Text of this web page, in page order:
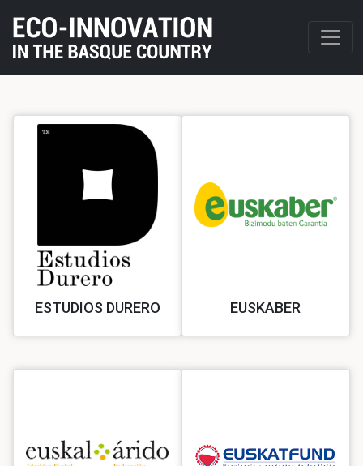
ESTUDIOS DURERO EUSKABER